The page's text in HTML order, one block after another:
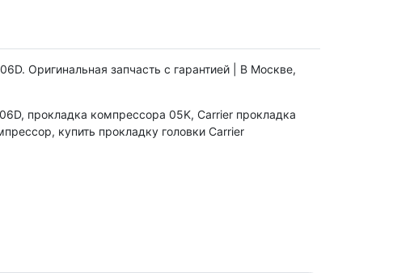
Оригинальная запчасть с гарантией | В Москве,
прокладка компрессора 05K, Carrier прокладка
купить прокладку головки Carrier